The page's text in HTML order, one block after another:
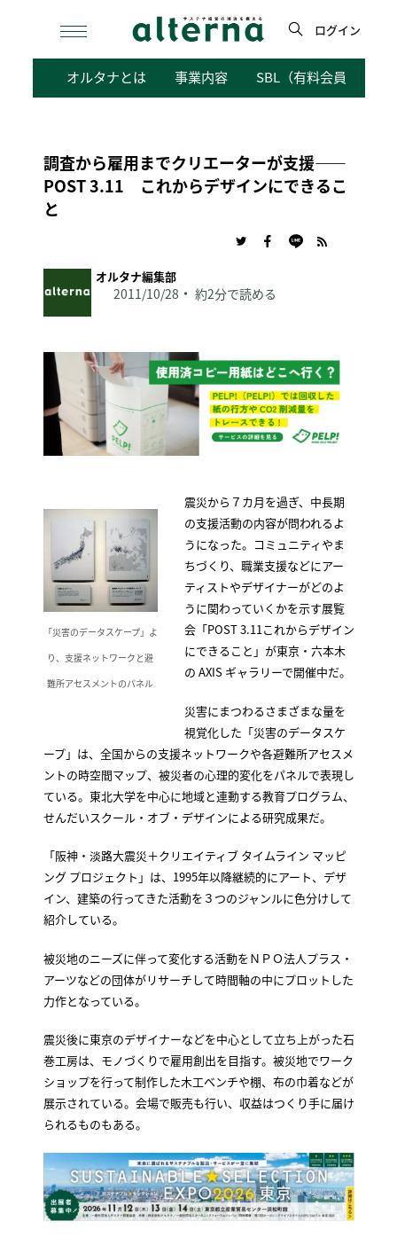
検
ログイン
オルタナとは 事業内容 SBL（有料会員向けサ
調査から雇用までクリエーターが支援——
POST 3.11 これからデザインにできるこ
と
オルタナ編集部
2011/10/28 約2分で読める
「災害のデータスケープ」よ
り、支援ネットワークと避
難所アセスメントのパネル
震災から７カ月を過ぎ、中長期
の支援活動の内容が問われるよ
うになった。コミュニティやま
ちづくり、職業支援などにアー
ティストやデザイナーがどのよ
うに関わっていくかを示す展覧
会「POST 3.11これからデザイン
にできること」が東京・六本木
の AXIS ギャラリーで開催中だ。
災害にまつわるさまざまな量を
視覚化した「災害のデータスケ
ープ」は、全国からの支援ネットワークや各避難所アセスメ
ントの時空間マップ、被災者の心理的変化をパネルで表現し
ている。東北大学を中心に地域と連動する教育プログラム、
せんだいスクール・オブ・デザインによる研究成果だ。
「阪神・淡路大震災＋クリエイティブ タイムライン マッピ
ング プロジェクト」は、1995年以降継続的にアート、デザ
イン、建築の行ってきた活動を３つのジャンルに色分けして
紹介している。
被災地のニーズに伴って変化する活動をＮＰＯ法人プラス・
アーツなどの団体がリサーチして時間軸の中にプロットした
力作となっている。
震災後に東京のデザイナーなどを中心として立ち上がった石
巻工房は、モノづくりで雇用創出を目指す。被災地でワーク
ショップを行って制作した木工ベンチや棚、布の巾着などが
展示されている。会場で販売も行い、収益はつくり手に届け
られるものもある。